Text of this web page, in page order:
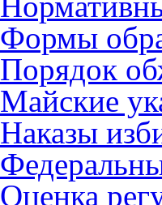
Формы
Порядок
Майские
Наказы
Оценка